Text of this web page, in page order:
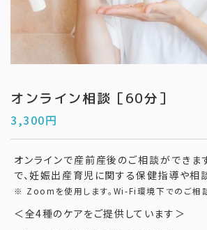
オンライン相談［60分］
3,300円
オンラインで産前産後のご相談ができま
で、妊娠出産育児に関する保健指導や相
※ Zoomを使用します。Wi-Fi環境下でのご相談
＜全4種のケアをご提供しています＞